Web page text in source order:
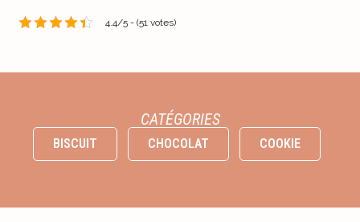
4.4/5 - (51 votes)
CATÉGORIES
BISCUIT CHOCOLAT COOKIE